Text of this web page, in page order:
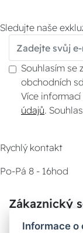
Sledujte naše
Souhlasím se
obchodních
Více
údajů .
Rychlý kontakt
Po-Pá 8 - 16hod
Zákaznický
Informace o